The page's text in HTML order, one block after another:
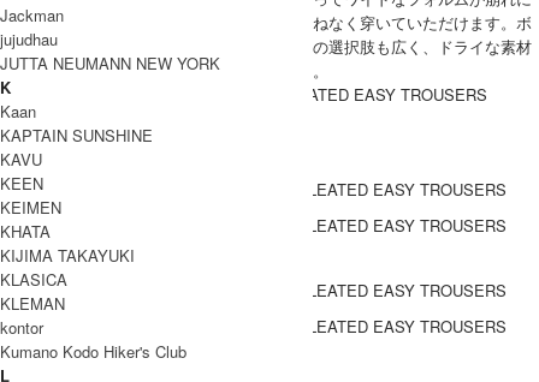
くく美しく保たれるため、日常着として気兼ねなく穿いていただけます。ボ
リュームのあるスニーカーから革靴まで足元の選択肢も広く、ドライな素材
感がシンプルな装いにもよく馴染む一本です。
MARKAWARE(マーカウェア) DOUBLE PLEATED EASY TROUSERS
COODINATE
DETAIL
Jackman
jujudhau
JUTTA NEUMANN NEW YORK
K
Kaan
KAPTAIN SUNSHINE
KAVU
KEEN
KEIMEN
KHATA
KIJIMA TAKAYUKI
KLASICA
KLEMAN
kontor
Kumano Kodo Hiker's Club
L